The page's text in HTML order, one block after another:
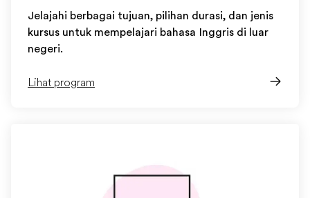
Jelajahi berbagai tujuan, pilihan durasi, dan jenis
kursus untuk mempelajari bahasa Inggris di luar
negeri.
Lihat program